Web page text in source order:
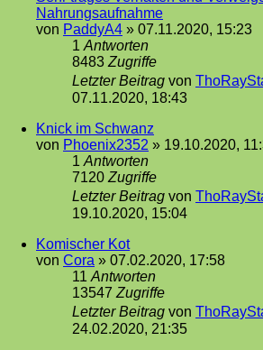
Nahrungsaufnahme
von PaddyA4 » 07.11.2020, 15:23
1 Antworten
8483 Zugriffe
Letzter Beitrag von
07.11.2020, 18:43
Knick im Schwanz
von Phoenix2352 » 19.10.2020,
1 Antworten
7120 Zugriffe
Letzter Beitrag von
19.10.2020, 15:04
Komischer Kot
von Cora » 07.02.2020, 17:58
11 Antworten
13547 Zugriffe
Letzter Beitrag von
24.02.2020, 21:35